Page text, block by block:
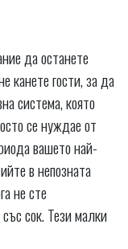
да останете
канете гости, за да
система, която
се нуждае от
вашето най-
в непозната
не сте
сок. Тези малки